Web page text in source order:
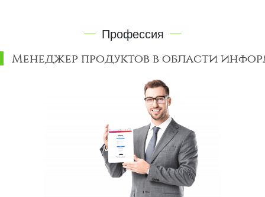
Профессия
Менеджер продуктов в области